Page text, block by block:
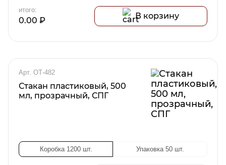
итого:
0.00 ₽ В корзину
Арт. ОТ-482
Стакан пластиковый, 500
мл, прозрачный, СПГ
Коробка 1200 шт. Упаковка 50 шт.